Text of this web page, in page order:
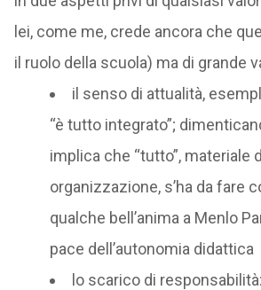
lei, come me, crede ancora che
il ruolo della scuola) ma di grande
il senso di attualità,
“è tutto integrato”;
implica che “tutto”, materiale
organizzazione, s’ha da fare
qualche bell’anima a Menlo
pace dell’autonomia didattica
lo scarico di